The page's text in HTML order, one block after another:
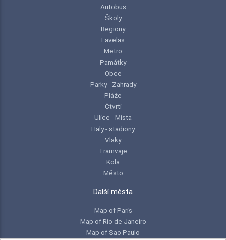
Autobus
Školy
Regiony
Favelas
Metro
Památky
Obce
Parky - Zahrady
Pláže
Čtvrtí
Ulice - Místa
Haly - stadiony
Vlaky
Tramvaje
Kola
Město
Další města
Map of Paris
Map of Rio de Janeiro
Map of Sao Paulo